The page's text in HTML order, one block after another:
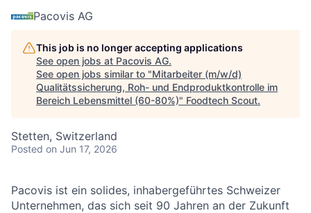
Pacovis AG
This job is no longer accepting applications
See open jobs at Pacovis AG.
See open jobs similar to "Mitarbeiter (m/w/d)
Qualitätssicherung, Roh- und Endproduktkontrolle im
Bereich Lebensmittel (60-80%)" Foodtech Scout.
Stetten, Switzerland
Posted on Jun 17, 2026
Pacovis ist ein solides, inhabergeführtes Schweizer
Unternehmen, das sich seit 90 Jahren an der Zukunft